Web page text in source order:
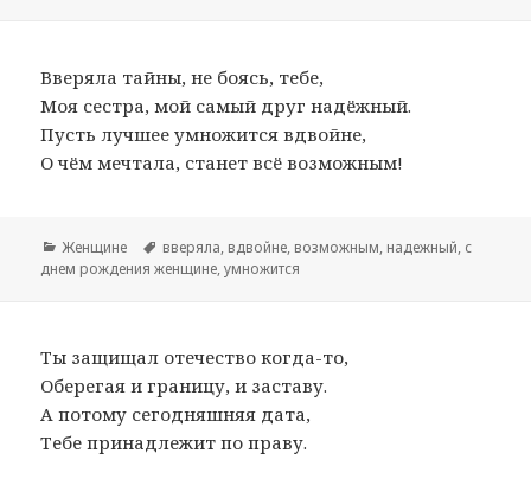
Вверяла тайны, не боясь, тебе,
Моя сестра, мой самый друг надёжный.
Пусть лучшее умножится вдвойне,
О чём мечтала, станет всё возможным!
Рубрики
Женщине Метки
вверяла, вдвойне, возможным, надежный, с
днем рождения женщине,умножится
Ты защищал отечество когда-то,
Оберегая и границу, и заставу.
А потому сегодняшняя дата,
Тебе принадлежит по праву.